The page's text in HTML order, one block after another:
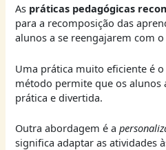
As práticas pedagógicas
para a recomposição das
alunos a se reengajarem com
Uma prática muito eficiente é
método permite que os alunos
prática e divertida.
Outra abordagem é a
significa adaptar as atividades